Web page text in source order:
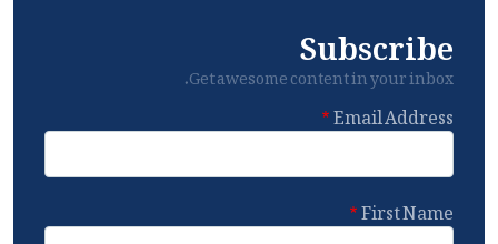
Subscribe
Get awesome content in your inbox.
Email Address
First Name